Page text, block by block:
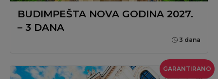
BUDIMPEŠTA NOVA GODINA 2027.
– 3 DANA
3 dana
GARANTIRANO